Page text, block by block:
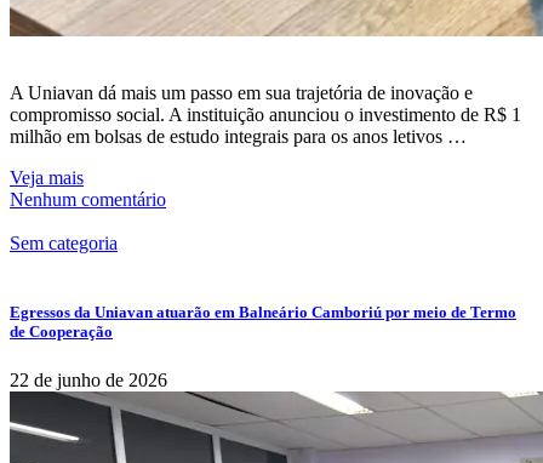
A Uniavan dá mais um passo em sua trajetória de inovação e
compromisso social. A instituição anunciou o investimento de R$ 1
milhão em bolsas de estudo integrais para os anos letivos …
Veja mais
Nenhum comentário
Sem categoria
Egressos da Uniavan atuarão em Balneário Camboriú por meio de Termo
de Cooperação
22 de junho de 2026